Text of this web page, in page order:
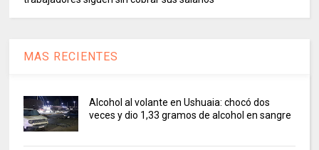
MAS RECIENTES
Alcohol al volante en Ushuaia: chocó dos
veces y dio 1,33 gramos de alcohol en sangre